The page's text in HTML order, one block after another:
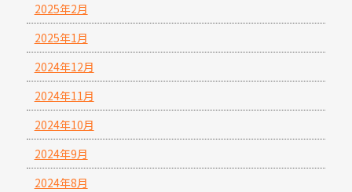
2025年2月
2025年1月
2024年12月
2024年11月
2024年10月
2024年9月
2024年8月